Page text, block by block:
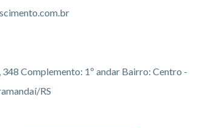
348 Complemento: 1º andar Bairro: Centro -
RS